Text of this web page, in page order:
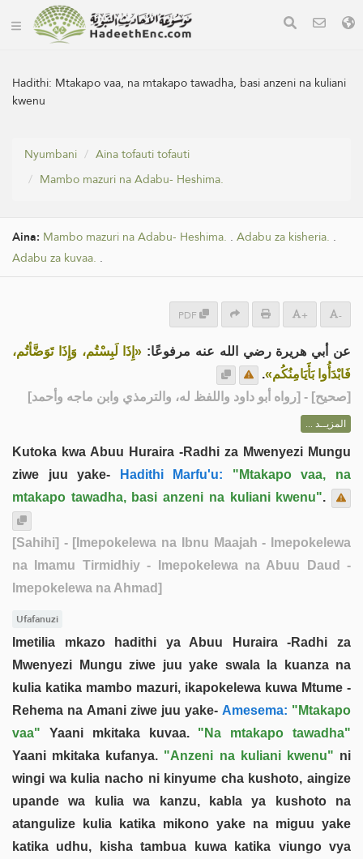
Hadithi: Mtakapo vaa, na mtakapo tawadha, basi anzeni na kuliani
kwenu
Nyumbani
Aina tofauti tofauti
Mambo mazuri na Adabu- Heshima.
Aina: Mambo mazuri na Adabu- Heshima. . Adabu za kisheria. .
Adabu za kuvaa. .
PDF + -
عن أبي هريرة رضي الله عنه مرفوعًا: «إِذَا لَبِسْتُم، وَإِذَا تَوَضَّأتُم،
فَابْدَأُوا بَأَيَامِنُكُم».
[صحيح] - [رواه أبو داود واللفظ له، والترمذي وابن ماجه وأحمد]
المزيــد ...
Kutoka kwa Abuu Huraira -Radhi za Mwenyezi Mungu
ziwe juu yake- Hadithi Marfu'u:
"Mtakapo vaa, na
mtakapo tawadha, basi anzeni na kuliani kwenu".
[Sahihi] - [Imepokelewa na Ibnu Maajah - Imepokelewa
na Imamu Tirmidhiy - Imepokelewa na Abuu Daud -
Imepokelewa na Ahmad]
Ufafanuzi
Imetilia mkazo hadithi ya Abuu Huraira -Radhi za
Mwenyezi Mungu ziwe juu yake swala la kuanza na
kulia katika mambo mazuri, ikapokelewa kuwa Mtume -
Rehema na Amani ziwe juu yake- Amesema: "Mtakapo
vaa" Yaani mkitaka kuvaa. "Na mtakapo tawadha"
Yaani mkitaka kufanya. "Anzeni na kuliani kwenu" ni
wingi wa kulia nacho ni kinyume cha kushoto, aingize
upande wa kulia wa kanzu, kabla ya kushoto na
atangulize kulia katika mikono yake na miguu yake
katika udhu, kisha tambua kuwa katika viungo vya